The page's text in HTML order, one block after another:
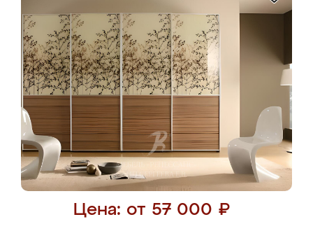
Цена: от 57 000 ₽